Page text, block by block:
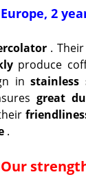
2
. Their
produce
in
great
.
Our